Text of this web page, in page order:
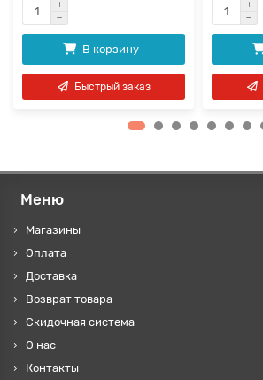
В корзину
Быстрый заказ
Меню
Магазины
Оплата
Доставка
Возврат товара
Скидочная система
О нас
Контакты